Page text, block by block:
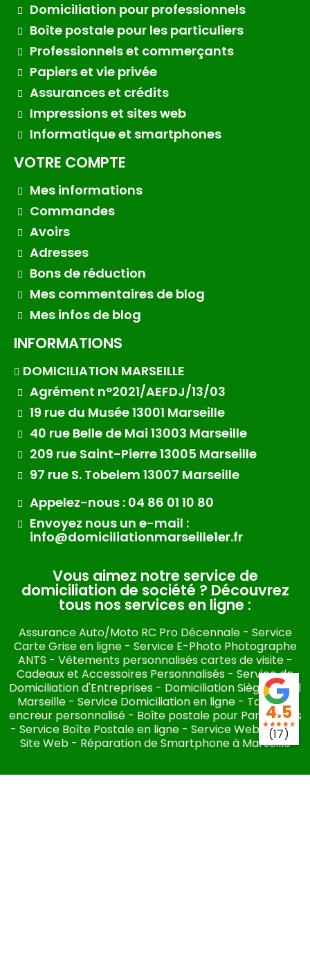
Domiciliation pour professionnels
Boîte postale pour les particuliers
Professionnels et commerçants
Papiers et vie privée
Assurances et crédits
Impressions et sites web
Informatique et smartphones
VOTRE COMPTE
Mes informations
Commandes
Avoirs
Adresses
Bons de réduction
Mes commentaires de blog
Mes infos de blog
INFORMATIONS
DOMICILIATION MARSEILLE
Agrément n°2021/AEFDJ/13/03
19 rue du Musée 13001 Marseille
40 rue Belle de Mai 13003 Marseille
209 rue Saint-Pierre 13005 Marseille
97 rue S. Tobelem 13007 Marseille
Appelez-nous : 04 86 01 10 80
Envoyez nous un e-mail :
info@domiciliationmarseille1er.fr
Vous aimez notre service de
domiciliation de société ? Découvrez
tous nos services en ligne :​
Assurance Auto/Moto RC Pro Décennale- Service
Carte Grise en ligne- Service E-Photo Photographe
ANTS - Vêtements personnalisés cartes de visite-
Cadeaux et Accessoires Personnalisés - Service de
Domiciliation d'Entreprises - Domiciliation Siège Social
Marseille- Service Domiciliation en ligne- Tampon
encreur personnalisé- Boîte postale pour Particuliers
- Service Boîte Postale en ligne - Service Webmaster
Site Web- Réparation de Smartphone à Marseille
4.5
star starstar star star_half
(17)